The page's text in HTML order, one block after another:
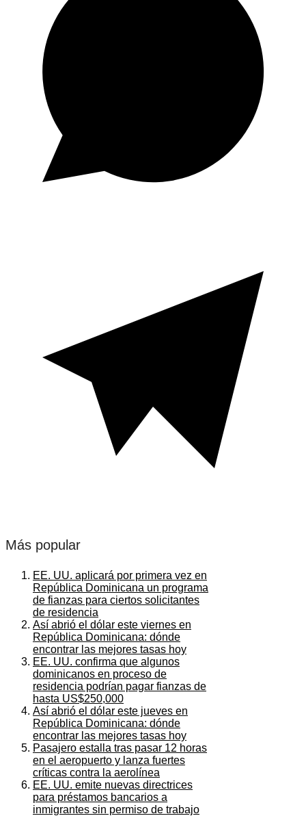
Más popular
EE. UU. aplicará por primera vez en
República Dominicana un programa
de fianzas para ciertos solicitantes
de residencia
Así abrió el dólar este viernes en
República Dominicana: dónde
encontrar las mejores tasas hoy
EE. UU. confirma que algunos
dominicanos en proceso de
residencia podrían pagar fianzas de
hasta US$250,000
Así abrió el dólar este jueves en
República Dominicana: dónde
encontrar las mejores tasas hoy
Pasajero estalla tras pasar 12 horas
en el aeropuerto y lanza fuertes
críticas contra la aerolínea
EE. UU. emite nuevas directrices
para préstamos bancarios a
inmigrantes sin permiso de trabajo